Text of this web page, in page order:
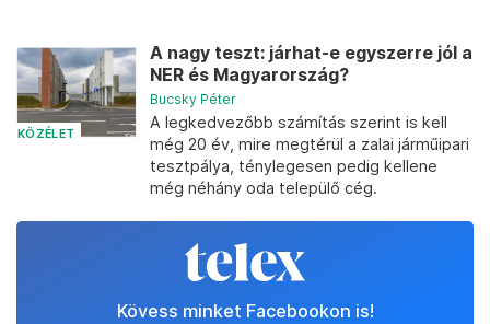
KÖZÉLET
A nagy teszt: járhat-e egyszerre jól a
NER és Magyarország?
Bucsky Péter
A legkedvezőbb számítás szerint is kell
még 20 év, mire megtérül a zalai járműipari
tesztpálya, ténylegesen pedig kellene
még néhány oda települő cég.
Kövess minket Facebookon is!